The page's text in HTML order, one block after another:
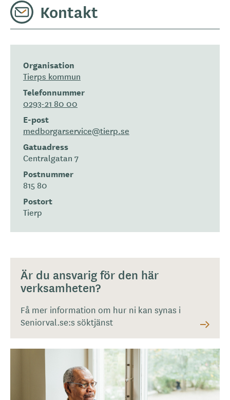
Kontakt
Organisation
Tierps kommun
Telefonnummer
0293-21 80 00
E-post
medborgarservice@tierp.se
Gatuadress
Centralgatan 7
Postnummer
815 80
Postort
Tierp
Är du ansvarig för den här
verksamheten?
Få mer information om hur ni kan synas i
Seniorval.se:s söktjänst